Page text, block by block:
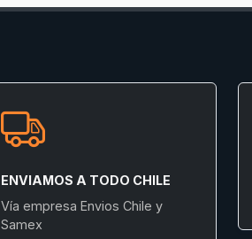
ENVIAMOS A TODO CHILE
Vía empresa Envios Chile y
Samex